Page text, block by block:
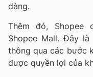
dàng.
Thêm đó, Shopee
Shopee Mall. Đây
thông qua các bước
được quyền lợi của